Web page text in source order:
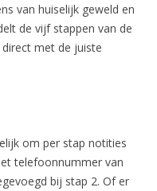
van huiselijk geweld en
de vijf stappen van de
met de juiste
om per stap notities
telefoonnummer van
bij stap 2. Of er